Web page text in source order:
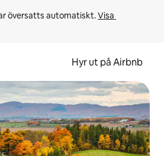
översatts automatiskt. Visa
Hyr ut på Airbnb